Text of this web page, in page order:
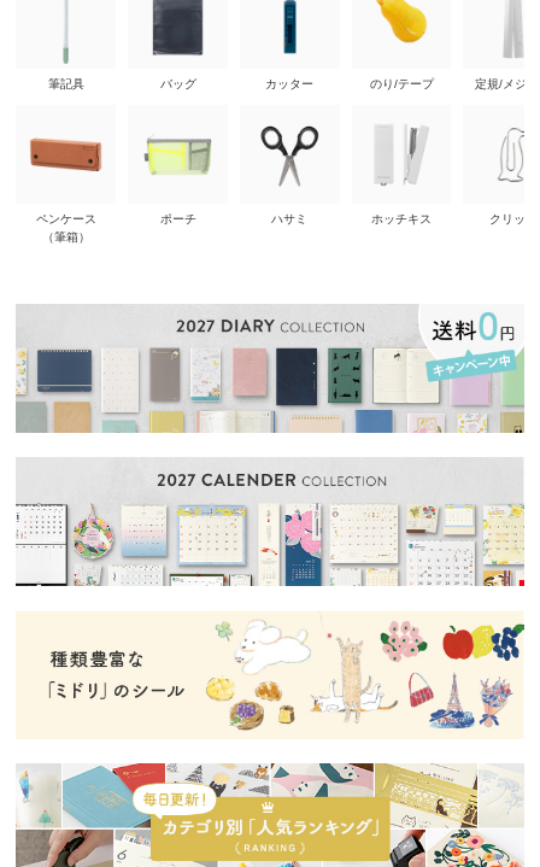
筆記具
ペンケース
（筆箱）
バッグ
ポーチ
カッター
ハサミ
のり/テープ
ホッチキス
定規/メジ
クリップ